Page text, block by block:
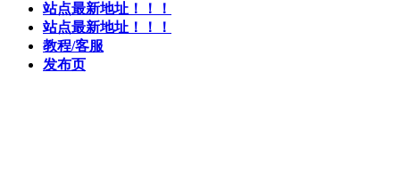
站点最新地址！！！
站点最新地址！！！
教程/客服
发布页